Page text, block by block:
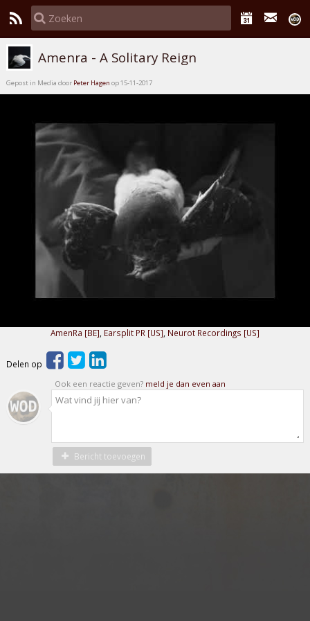
Amenra - A Solitary Reign
Gepost in Media door Peter Hagen op 15-11-2017
AmenRa [BE] Earsplit PR [US] Neurot Recordings [US]
Delen op
Ook een reactie geven? meld je dan even aan
Bericht toevoegen